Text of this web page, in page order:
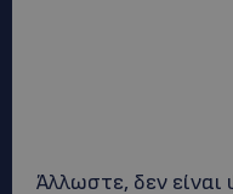
Άλλωστε, δεν